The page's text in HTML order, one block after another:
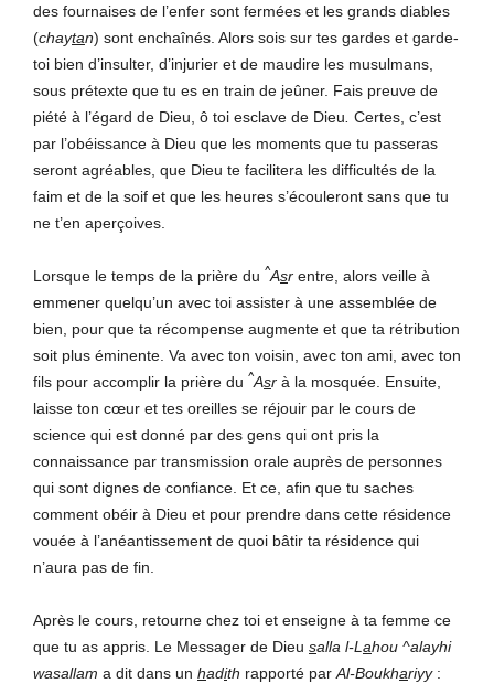
des fournaises de l’enfer sont fermées et les grands diables
(chaytan) sont enchaînés. Alors sois sur tes gardes et garde-
toi bien d’insulter, d’injurier et de maudire les musulmans,
sous prétexte que tu es en train de jeûner. Fais preuve de
piété à l’égard de Dieu, ô toi esclave de Dieu Certes, c’est
par l’obéissance à Dieu que les moments que tu passeras
seront agréables, que Dieu te facilitera les difficultés de la
faim et de la soif et que les heures s’écouleront sans que tu
ne t’en aperçoives.
Lorsque le temps de la prière du ^Asr entre, alors veille à
emmener quelqu’un avec toi assister à une assemblée de
bien, pour que ta récompense augmente et que ta rétribution
soit plus éminente. Va avec ton voisin, avec ton ami, avec ton
fils pour accomplir la prière du ^Asr à la mosquée. Ensuite,
laisse ton cœur et tes oreilles se réjouir par le cours de
science qui est donné par des gens qui ont pris la
connaissance par transmission orale auprès de personnes
qui sont dignes de confiance. Et ce, afin que tu saches
comment obéir à Dieu et pour prendre dans cette résidence
vouée à l’anéantissement de quoi bâtir ta résidence qui
n’aura pas de fin.
Après le cours, retourne chez toi et enseigne à ta femme ce
que tu as appris. Le Messager de Dieu salla l-L ahou ^alayhi
wasallam a dit dans un hadith rapporté par Al-Boukhariyy: